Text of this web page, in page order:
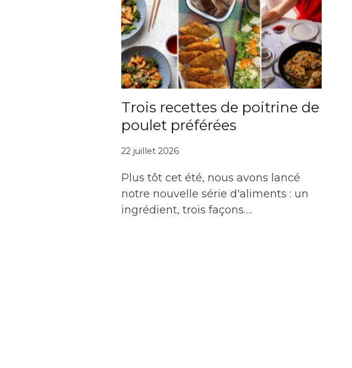
Trois recettes de poitrine de
poulet préférées
22 juillet 2026
Plus tôt cet été, nous avons lancé
notre nouvelle série d'aliments : un
ingrédient, trois façons….